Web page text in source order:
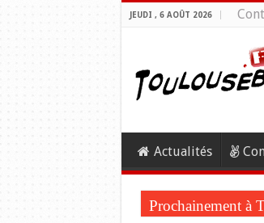
JEUDI , 6 AOÛT 2026
Actualités
Prochainement à